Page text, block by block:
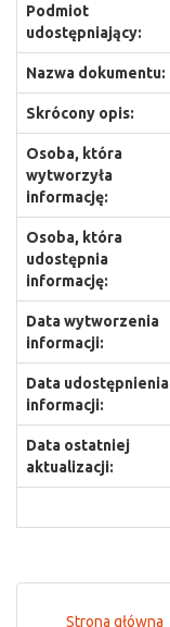
Podmiot
udostępniający:
Nazwa dokumentu:
Skrócony opis:
Osoba, która
wytworzyła
informację:
Osoba, która
udostępnia
informację:
Data wytworzenia
informacji:
Data udostępnienia
informacji:
Data ostatniej
aktualizacji:
Strona główna